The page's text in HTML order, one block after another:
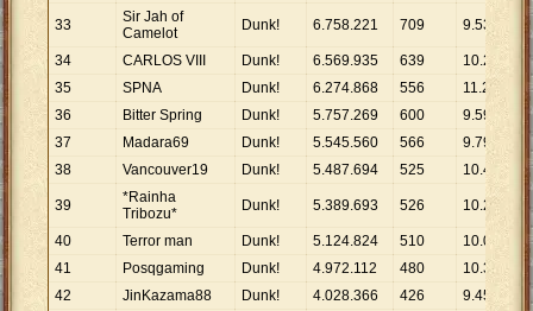
33
Sir Jah of
Camelot
Dunk! 6.758.221 709 9.532
34 CARLOS VIII Dunk! 6.569.935 639 10.282
35
SPNA Dunk! 6.274.868 556 11.286
36
Bitter Spring Dunk! 5.757.269 600 9.595
37
Madara69 Dunk! 5.545.560 566 9.798
38
Vancouver19 Dunk! 5.487.694 525 10.453
39
*Rainha
Tribozu*
Dunk! 5.389.693 526 10.247
40 Terror man Dunk! 5.124.824 510 10.049
41
Posqgaming Dunk! 4.972.112 480 10.359
42
JinKazama88 Dunk! 4.028.366 426 9.456